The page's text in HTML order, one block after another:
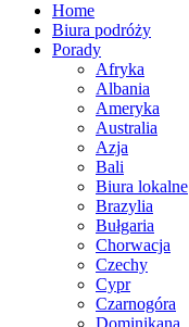
Home
Biura podróży
Porady
Afryka
Albania
Ameryka
Australia
Azja
Bali
Biura lokalne
Brazylia
Bułgaria
Chorwacja
Czechy
Cypr
Czarnogóra